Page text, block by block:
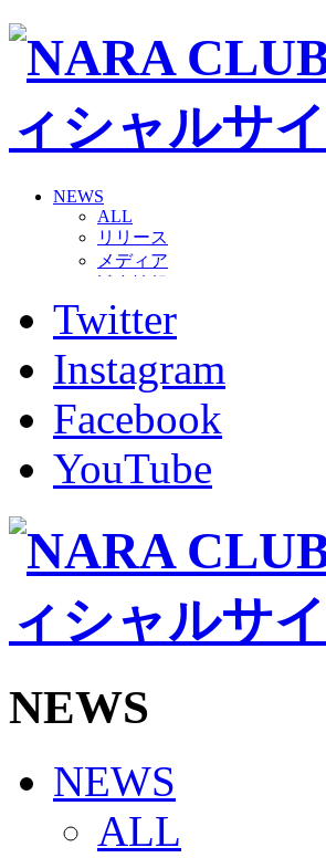
NEWS
ALL
リリース
メディア
グッズ
ファンコミュニティ
ホームタウン
コラム
その他
TEAM
2026/27トップチーム
2026/27トップチームスタッフ
バモス
チアダンススクール
ボランティアチーム「
ビクトリーロード
HOMEGAME
観戦ルール＆マナー
Jリーグ運営管理規定
写真・動画使用ガイドライン
SCHEDULE
2026/27
練習見学時のファンサービス
TICKET
奈良クラブ明治安田J3リー
Twitter
Instagram
Facebook
YouTube
NEWS
NEWS
ALL